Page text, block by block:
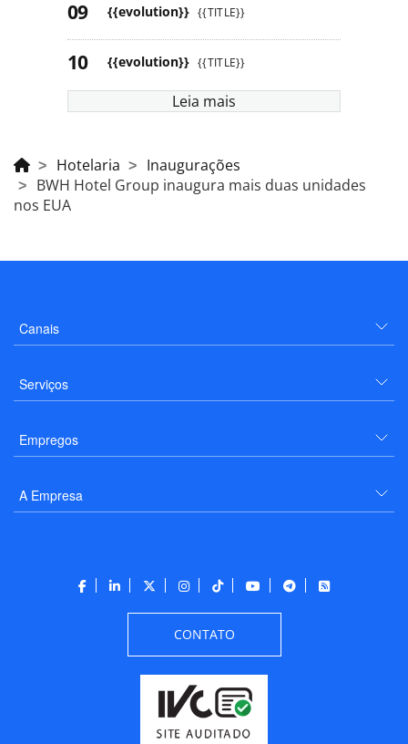
{{evolution}} {{TITLE}}
{{evolution}} {{TITLE}}
Leia mais
Hotelaria
Inaugurações
BWH Hotel Group inaugura mais duas unidades
nos EUA
Canais
Serviços
Empregos
A Empresa
CONTATO